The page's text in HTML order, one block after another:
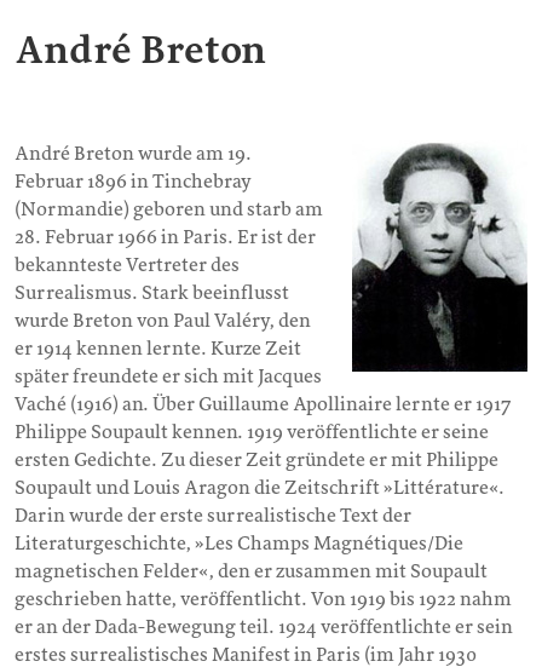
André Breton
André Breton wurde am 19.
Februar 1896 in Tinchebray
(Normandie) geboren und starb am
28. Februar 1966 in Paris. Er ist der
bekannteste Vertreter des
Surrealismus. Stark beeinflusst
wurde Breton von Paul Valéry, den
er 1914 kennen lernte. Kurze Zeit
später freundete er sich mit Jacques
Vaché (1916) an. Über Guillaume Apollinaire lernte er 1917
Philippe Soupault kennen. 1919 veröffentlichte er seine
ersten Gedichte. Zu dieser Zeit gründete er mit Philippe
Soupault und Louis Aragon die Zeitschrift »Littérature«.
Darin wurde der erste surrealistische Text der
Literaturgeschichte, »Les Champs Magnétiques/Die
magnetischen Felder«, den er zusammen mit Soupault
geschrieben hatte, veröffentlicht. Von 1919 bis 1922 nahm
er an der Dada-Bewegung teil. 1924 veröffentlichte er sein
erstes surrealistisches Manifest in Paris (im Jahr 1930